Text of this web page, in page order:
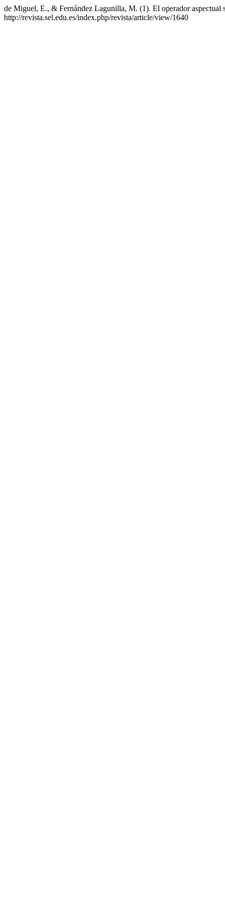
de Miguel, E., & Fernández Lagunilla, M. (1). El operador aspectual
http://revista.sel.edu.es/index.php/revista/article/view/1640